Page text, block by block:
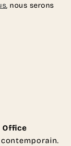
, nous serons
Office